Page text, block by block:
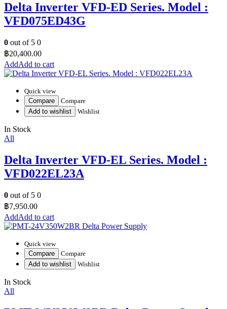
Delta Inverter VFD-ED Series. Model :
VFD075ED43G
0 out of 5 0
฿20,400.00
Add to cart
Quick view
Compare
Compare
Add to wishlist
Wishlist
In Stock
All
Delta Inverter VFD-EL Series. Model :
VFD022EL23A
0 out of 5 0
฿7,950.00
Add to cart
Quick view
Compare
Compare
Add to wishlist
Wishlist
In Stock
All